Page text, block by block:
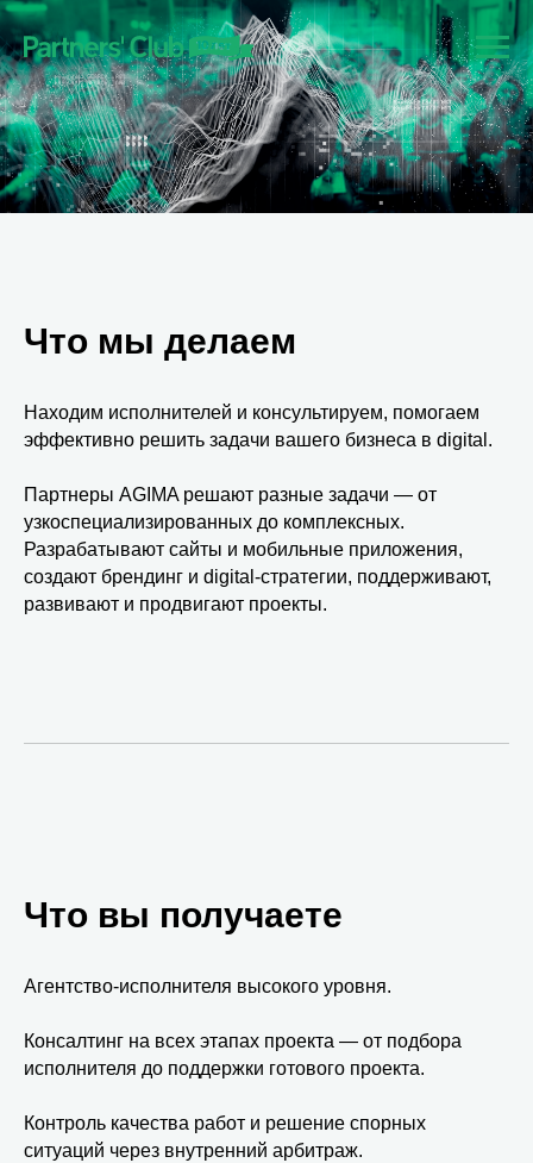
Что мы делаем
Находим исполнителей и консультируем, помогаем
эффективно решить задачи вашего бизнеса в digital.
Партнеры AGIMA решают разные задачи — от
узкоспециализированных до комплексных.
Разрабатывают сайты и мобильные приложения,
создают брендинг и digital-стратегии, поддерживают,
развивают и продвигают проекты.
Что вы получаете
Агентство-исполнителя высокого уровня.
Консалтинг на всех этапах проекта — от подбора
исполнителя до поддержки готового проекта.
Контроль качества работ и решение спорных
ситуаций через внутренний арбитраж.